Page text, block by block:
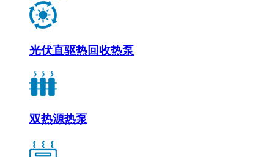
光伏直驱热回收热泵
双热源热泵